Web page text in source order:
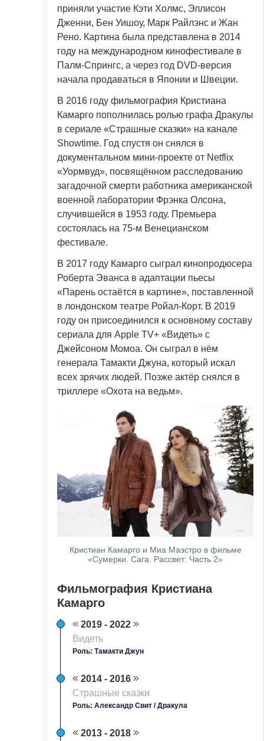
приняли участие Кэти Холмс, Эллисон
Дженни, Бен Уишоу, Марк Райлэнс и Жан
Рено. Картина была представлена в 2014
году на международном кинофестивале в
Палм-Спрингс, а через год DVD-версия
начала продаваться в Японии и Швеции.
В 2016 году фильмография Кристиана
Камарго пополнилась ролью графа Дракулы
в сериале «Страшные сказки» на канале
Showtime. Год спустя он снялся в
документальном мини-проекте от Netflix
«Уормвуд», посвящённом расследованию
загадочной смерти работника американской
военной лаборатории Фрэнка Олсона,
случившейся в 1953 году. Премьера
состоялась на 75-м Венецианском
фестивале.
В 2017 году Камарго сыграл кинопродюсера
Роберта Эванса в адаптации пьесы
«Парень остаётся в картине», поставленной
в лондонском театре Ройал-Корт. В 2019
году он присоединился к основному составу
сериала для Apple TV+ «Видеть» с
Джейсоном Момоа. Он сыграл в нём
генерала Тамакти Джуна, который искал
всех зрячих людей. Позже актёр снялся в
триллере «Охота на ведьм».
Кристиан Камарго и Миа Маэстро в фильме
«Сумерки. Сага. Рассвет: Часть 2»
Фильмография Кристиана
Камарго
2019 - 2022
Видеть
Роль: Тамакти Джун
2014 - 2016
Страшные сказки
Роль: Александр Свит / Дракула
2013 - 2018